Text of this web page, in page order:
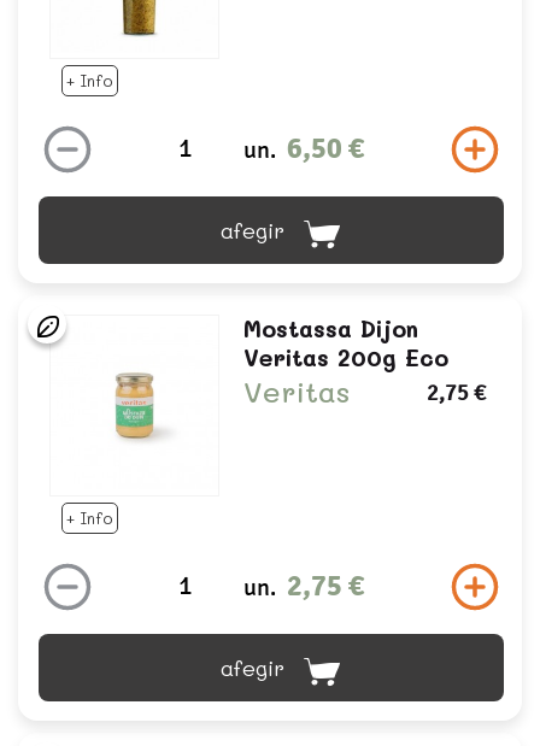
+ Info
un. 6,50 €
afegir
+ Info
Mostassa Dijon
Veritas 200g Eco
Veritas 2,75 €
un. 2,75 €
afegir